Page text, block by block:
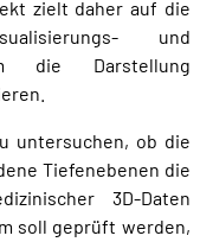
zielt daher auf die
und
die Darstellung
untersuchen, ob die
Tiefenebenen die
3D-Daten
soll geprüft werden,